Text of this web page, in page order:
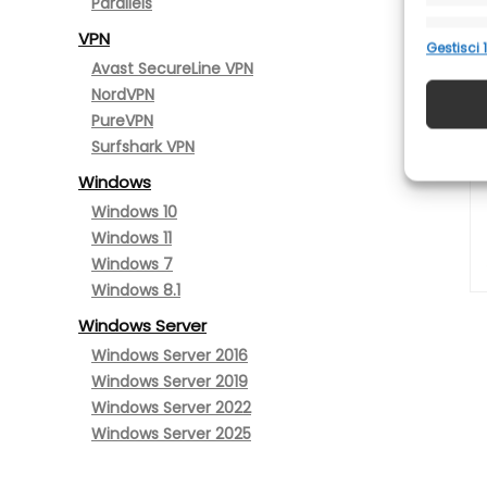
e
Gestisci
VPN
Avast SecureLine VPN
NordVPN
PureVPN
Surfshark VPN
Windows
Windows 10
Windows 11
Windows 7
Windows 8.1
Windows Server
Windows Server 2016
Windows Server 2019
Windows Server 2022
Windows Server 2025